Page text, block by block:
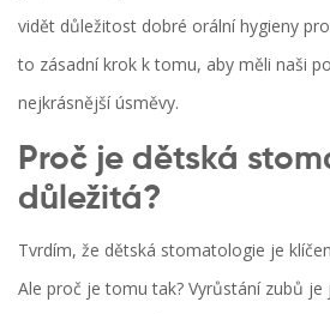
vidět důležitost dobré orální hygieny
to zásadní krok k tomu, aby měli naši
nejkrásnější úsměvy.
Proč je dětská
důležitá?
Tvrdím, že dětská stomatologie je
Ale proč je tomu tak? Vyrůstání zubů je